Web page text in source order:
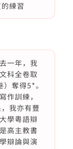
練習
一年，我
科全卷取
奪得5*。
作訓練，
我亦有豐
學粵語辯
高主教書
辯論與演